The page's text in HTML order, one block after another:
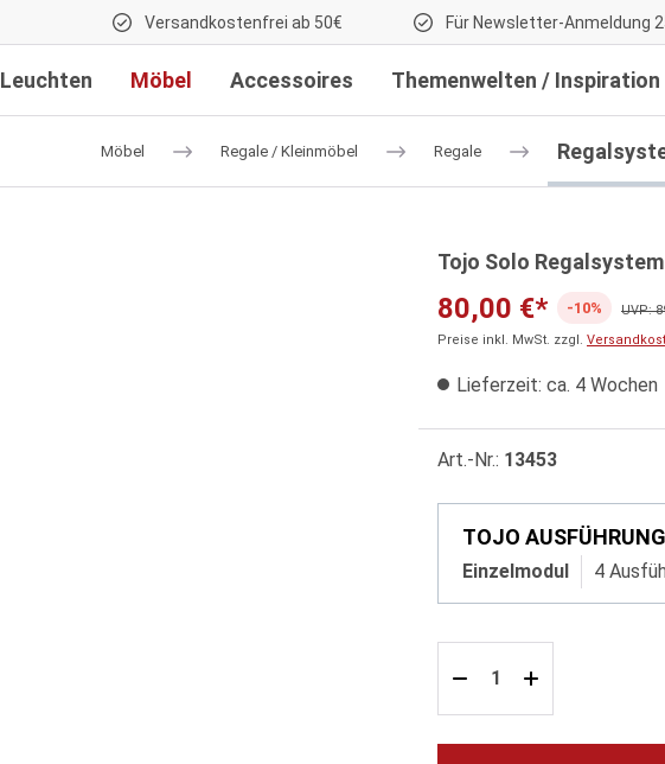
Versandkostenfrei ab 50€ Für Newsletter-Anmeldung
Leuchten Möbel Accessoires Themenwelten / Inspiration
Möbel Regale / Kleinmöbel Regale
Tojo Solo
80,00 €* -10%
UVP:
Preise inkl. MwSt. zzgl.
Lieferzeit: ca. 4 Wochen
Art.-Nr.: 13453
TOJO AUSFÜHRUNG
Einzelmodul 4